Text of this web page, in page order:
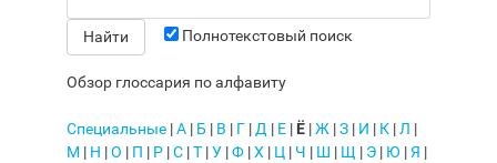
Полнотекстовый поиск
Обзор глоссария по алфавиту
Специальные |А | Б | В | Г |Д | Е | Ё |Ж |З | И | К |Л |
М | Н |О | П | Р |С |Т |У |Ф |Х | Ц | Ч | Ш | Щ | Э | Ю |Я |